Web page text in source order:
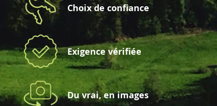
Choix de confiance
Exigence vérifiée
Du vrai, en images